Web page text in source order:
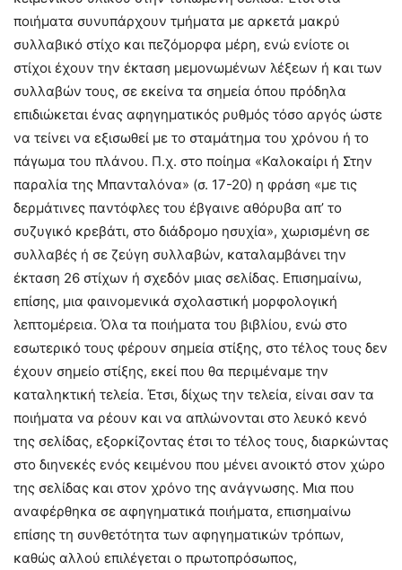
ποιήματα συνυπάρχουν τμήματα με αρκετά μακρύ
συλλαβικό στίχο και πεζόμορφα μέρη, ενώ ενίοτε οι
στίχοι έχουν την έκταση μεμονωμένων λέξεων ή και των
συλλαβών τους, σε εκείνα τα σημεία όπου πρόδηλα
επιδιώκεται ένας αφηγηματικός ρυθμός τόσο αργός ώστε
να τείνει να εξισωθεί με το σταμάτημα του χρόνου ή το
πάγωμα του πλάνου. Π.χ. στο ποίημα «Καλοκαίρι ή Στην
παραλία της Μπανταλόνα» (σ. 17-20) η φράση «με τις
δερμάτινες παντόφλες του έβγαινε αθόρυβα απ’ το
συζυγικό κρεβάτι, στο διάδρομο ησυχία», χωρισμένη σε
συλλαβές ή σε ζεύγη συλλαβών, καταλαμβάνει την
έκταση 26 στίχων ή σχεδόν μιας σελίδας. Επισημαίνω,
επίσης, μια φαινομενικά σχολαστική μορφολογική
λεπτομέρεια. Όλα τα ποιήματα του βιβλίου, ενώ στο
εσωτερικό τους φέρουν σημεία στίξης, στο τέλος τους δεν
έχουν σημείο στίξης, εκεί που θα περιμέναμε την
καταληκτική τελεία. Έτσι, δίχως την τελεία, είναι σαν τα
ποιήματα να ρέουν και να απλώνονται στο λευκό κενό
της σελίδας, εξορκίζοντας έτσι το τέλος τους, διαρκώντας
στο διηνεκές ενός κειμένου που μένει ανοικτό στον χώρο
της σελίδας και στον χρόνο της ανάγνωσης. Μια που
αναφέρθηκα σε αφηγηματικά ποιήματα, επισημαίνω
επίσης τη συνθετότητα των αφηγηματικών τρόπων,
καθώς αλλού επιλέγεται ο πρωτοπρόσωπος,